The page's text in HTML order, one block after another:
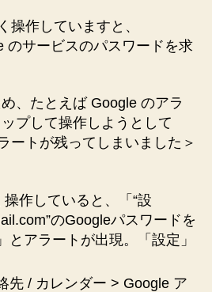
操作していますと、
のサービスのパスワードを求
、たとえば Google のアラ
プして操作しようとして
ートが残ってしまいました＞
作していると、「“設
のGoogleパスワードを
とアラートが出現。「設定」
先 / カレンダー > Google ア